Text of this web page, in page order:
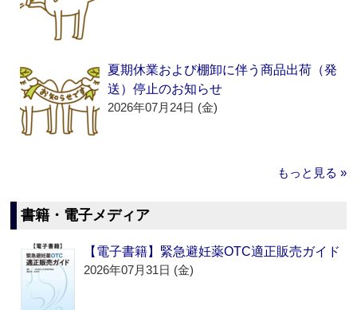
夏期休業および棚卸に伴う商品出荷（発
送）停止のお知らせ
2026年07月24日 (金)
もっと見る »
書籍・電子メディア
【電子書籍】緊急避妊薬OTC適正販売ガイド
2026年07月31日 (金)